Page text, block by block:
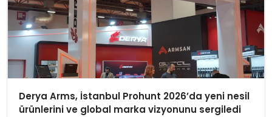
Derya Arms, İstanbul Prohunt 2026’da yeni nesil
ürünlerini ve global marka vizyonunu sergiledi